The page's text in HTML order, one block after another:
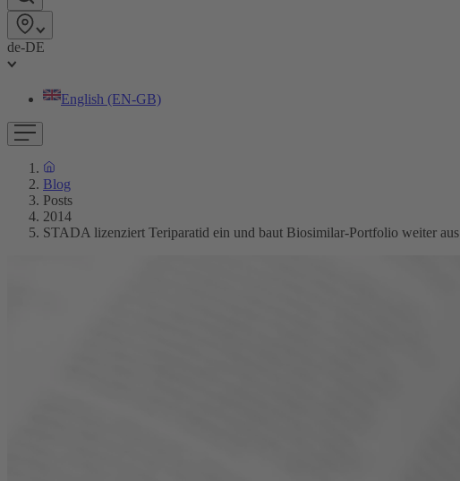
de-DE
English (EN-GB)
Blog
Posts
2014
STADA lizenziert Teriparatid ein und baut Biosimilar-Portfolio weiter aus